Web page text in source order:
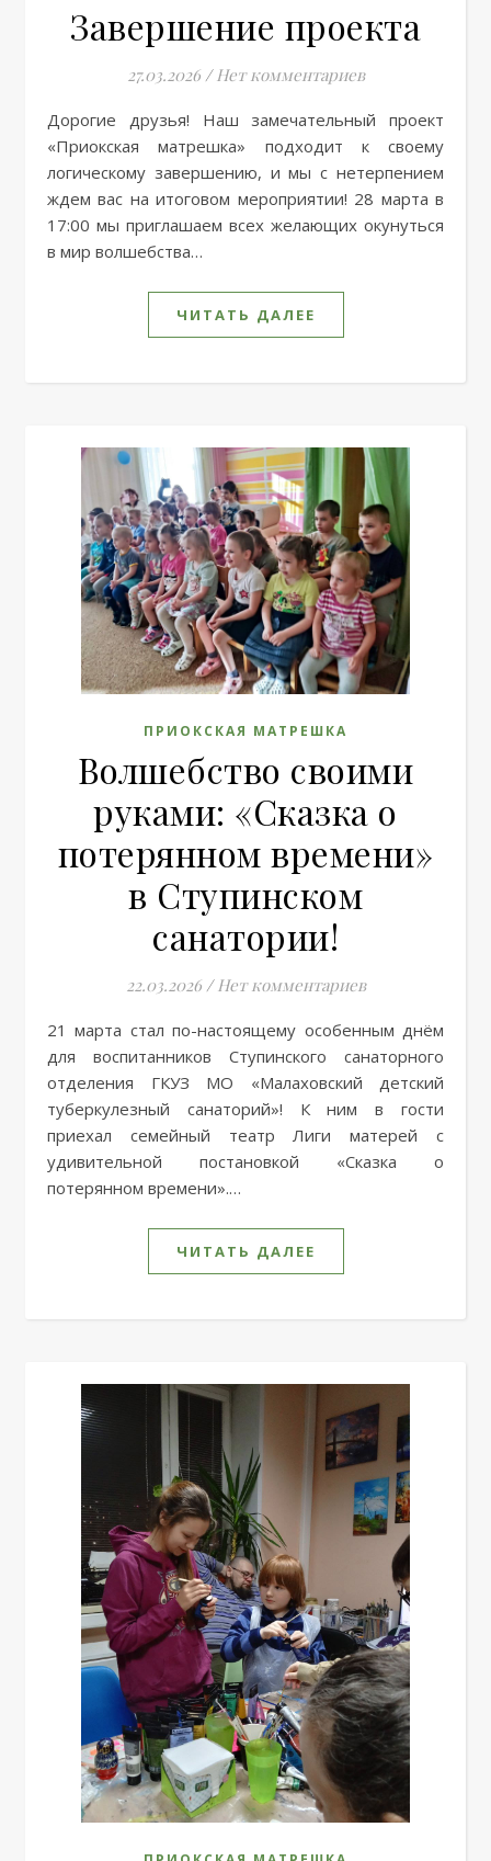
Завершение проекта
27.03.2026 / Нет комментариев
Дорогие друзья! Наш замечательный проект
«Приокская матрешка» подходит к своему
логическому завершению, и мы с нетерпением
ждем вас на итоговом мероприятии! 28 марта в
17:00 мы приглашаем всех желающих окунуться
в мир волшебства…
ЧИТАТЬ ДАЛЕЕ
ПРИОКСКАЯ МАТРЕШКА
Волшебство своими
руками: «Сказка о
потерянном времени»
в Ступинском
санатории!
22.03.2026 / Нет комментариев
21 марта стал по-настоящему особенным днём
для воспитанников Ступинского санаторного
отделения ГКУЗ МО «Малаховский детский
туберкулезный санаторий»! К ним в гости
приехал семейный театр Лиги матерей с
удивительной постановкой «Сказка о
потерянном времени».…
ЧИТАТЬ ДАЛЕЕ